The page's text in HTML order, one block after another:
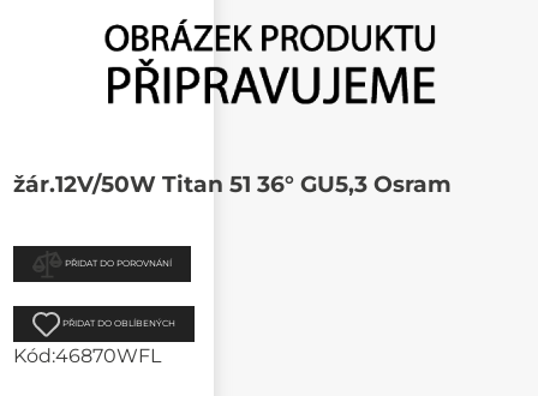
žár.12V/50W Titan 51 36° GU5,3 Osram
PŘIDAT DO POROVNÁNÍ
PŘIDAT DO OBLÍBENÝCH
Kód:46870WFL